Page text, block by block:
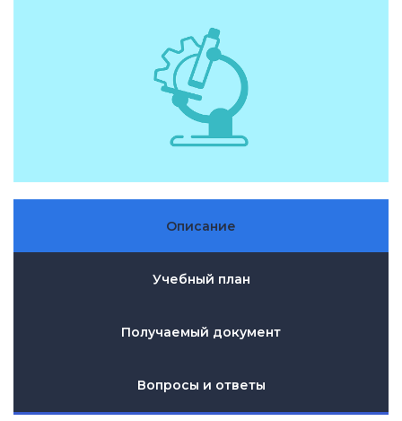
Описание
Учебный план
Получаемый документ
Вопросы и ответы